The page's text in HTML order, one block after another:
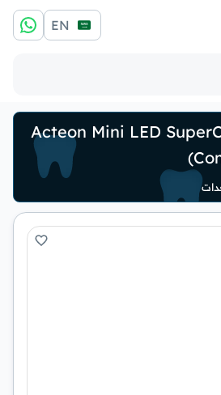
EN
Acteon Mini LED